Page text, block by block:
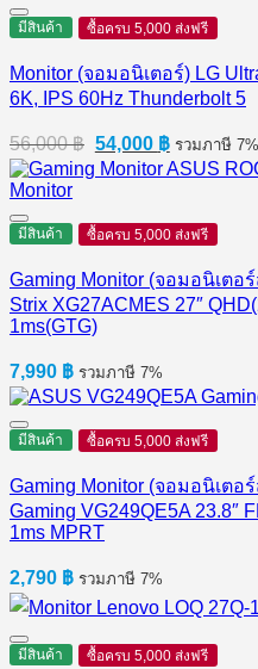
1,850 ฿.1,750 ฿.
มีสินค้า ซื้อครบ 5,000 ส่งฟรี
Monitor (จอมอนิเตอร์) LG
6K, IPS 60Hz Thunderbolt 5
56,000฿ Original
price
was:
54,000 ฿Current
price
is:
รวมภาษี 7%
มีสินค้า ซื้อครบ 5,000 ส่งฟรี
Gaming Monitor (จอมอนิเตอ
Strix XG27ACMES 27″
1ms(GTG)
7,990 ฿ รวมภาษี 7%
มีสินค้า ซื้อครบ 5,000 ส่งฟรี
Gaming Monitor (จอมอนิเตอ
Gaming VG249QE5A 23.8″
1ms MPRT
2,790 ฿ รวมภาษี 7%
มีสินค้า ซื้อครบ 5,000 ส่งฟรี